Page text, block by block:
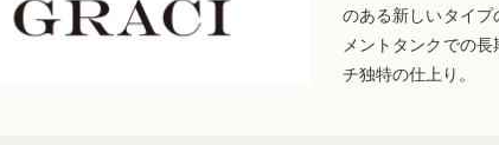
のある新しいタイプ
メントタンクでの
チ独特の仕上り。